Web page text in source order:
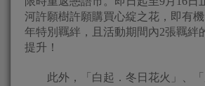
河許願樹許願購買心綻之花，即有
年特別羈絆，且活動期間內2張羈絆
提升！
此外，「白起．冬日花火」、「